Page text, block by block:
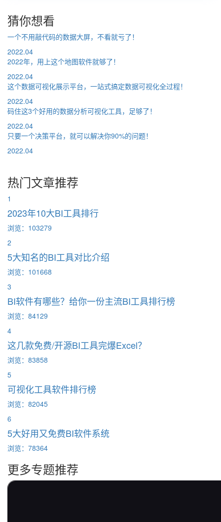
猜你想看
一个不用敲代码的数据大屏，不看就亏了！
2022.04
2022年，用上这个地图软件就够了！
2022.04
这个数据可视化展示平台，一站式搞定数据可视化全过程！
2022.04
码住这3个好用的数据分析可视化工具，足够了！
2022.04
只要一个决策平台，就可以解决你90%的问题！
2022.04
热门文章推荐
1
2023年10大BI工具排行
浏览：103279
2
5大知名的BI工具对比介绍
浏览：101668
3
BI软件有哪些？给你一份主流BI工具排行榜
浏览：84129
4
这几款免费/开源BI工具完爆Excel？
浏览：83858
5
可视化工具软件排行榜
浏览：82045
6
5大好用又免费BI软件系统
浏览：78364
更多专题推荐